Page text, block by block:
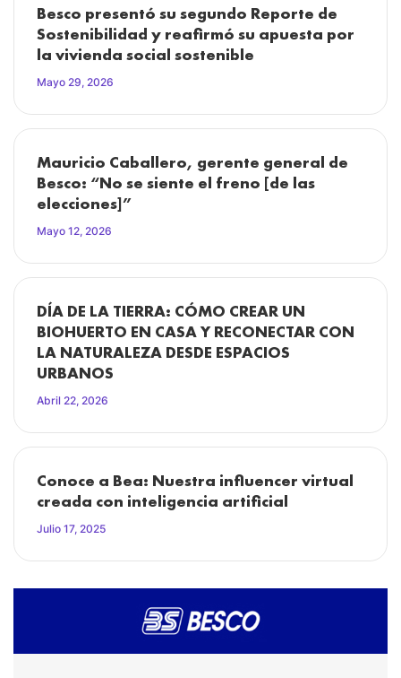
Besco presentó su segundo Reporte de
Sostenibilidad y reafirmó su apuesta por
la vivienda social sostenible
Mayo 29, 2026
Mauricio Caballero, gerente general de
Besco: “No se siente el freno [de las
elecciones]”
Mayo 12, 2026
DÍA DE LA TIERRA: CÓMO CREAR UN
BIOHUERTO EN CASA Y RECONECTAR CON
LA NATURALEZA DESDE ESPACIOS
URBANOS
Abril 22, 2026
Conoce a Bea: Nuestra influencer virtual
creada con inteligencia artificial
Julio 17, 2025